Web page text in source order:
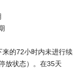
的72小时内未进行续
放状态）。在35天